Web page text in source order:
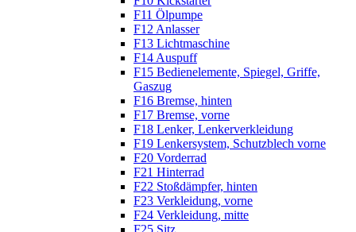
F11 Ölpumpe
F12 Anlasser
F13 Lichtmaschine
F14 Auspuff
F15 Bedienelemente, Spiegel, Griffe,
Gaszug
F16 Bremse, hinten
F17 Bremse, vorne
F18 Lenker, Lenkerverkleidung
F19 Lenkersystem, Schutzblech vorne
F20 Vorderrad
F21 Hinterrad
F22 Stoßdämpfer, hinten
F23 Verkleidung, vorne
F24 Verkleidung, mitte
F25 Sitz